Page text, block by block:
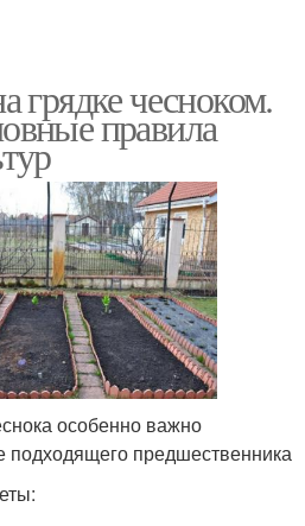
грядке чесноком.
правила
особенно важно
подходящего предшественника